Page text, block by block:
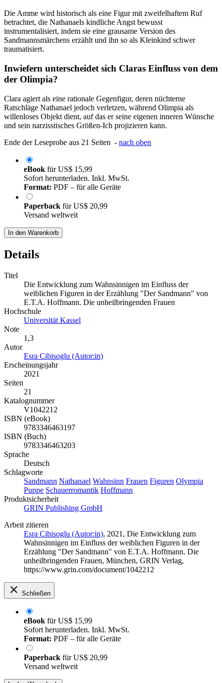
Die Amme wird historisch als eine Figur mit zweifelhaftem Ruf
betrachtet, die Nathanaels kindliche Angst bewusst
instrumentalisiert, indem sie eine grausame Version des
Sandmannsmärchens erzählt und ihn so als Kleinkind schwer
traumatisiert.
Inwiefern unterscheidet sich Claras Einfluss von dem
der Olimpia?
Clara agiert als eine rationale Gegenfigur, deren nüchterne
Ratschläge Nathanael jedoch verletzen, während Olimpia als
willenloses Objekt dient, auf das er seine eigenen inneren Wünsche
und sein narzisstisches Größen-Ich projizieren kann.
Ende der Leseprobe aus 21 Seiten - nach oben
eBook fürUS$ 15,99
Sofort herunterladen. Inkl. MwSt.
Format: PDF – für alle Geräte
Paperback fürUS$ 20,99
Versand weltweit
In den Warenkorb
Details
Titel
Die Entwicklung zum Wahnsinnigen im Einfluss der
weiblichen Figuren in der Erzählung "Der Sandmann" von
E.T.A. Hoffmann. Die unheilbringenden Frauen
Hochschule
Universität Kassel
Note
1,3
Autor
Esra Cibisoglu (Autor:in)
Erscheinungsjahr
2021
Seiten
21
Katalognummer
V1042212
ISBN (eBook)
9783346463197
ISBN (Buch)
9783346463203
Sprache
Deutsch
Schlagworte
Sandmann Nathanael Wahnsinn Frauen Figuren Olympia
Puppe Schauerromantik Hoffmann
Produktsicherheit
GRIN Publishing GmbH
Arbeit zitieren
Esra Cibisoglu (Autor:in), 2021, Die Entwicklung zum
Wahnsinnigen im Einfluss der weiblichen Figuren in der
Erzählung "Der Sandmann" von E.T.A. Hoffmann. Die
unheilbringenden Frauen, München, GRIN Verlag,
https://www.grin.com/document/1042212
Schließen
eBook fürUS$ 15,99
Sofort herunterladen. Inkl. MwSt.
Format: PDF – für alle Geräte
Paperback fürUS$ 20,99
Versand weltweit